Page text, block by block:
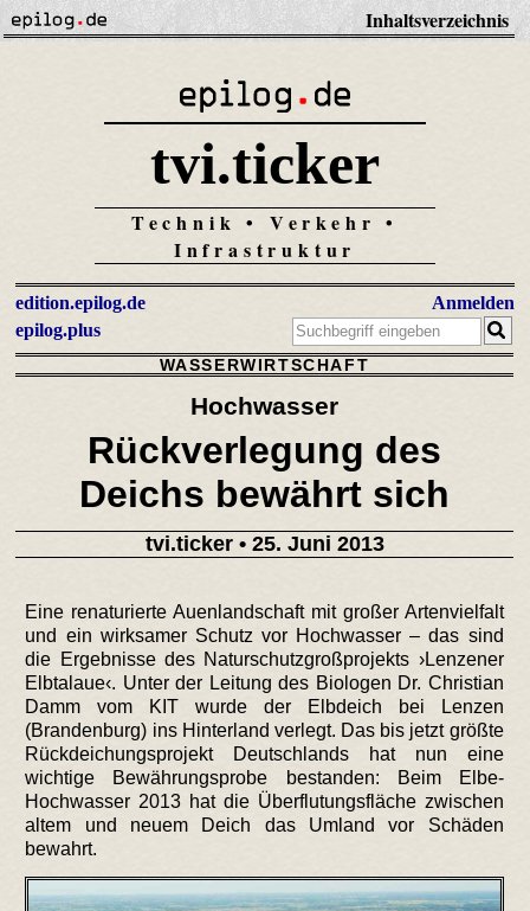
Inhaltsverzeichnis
tvi.ticker
Technik • Verkehr •
Infrastruktur
edition.epilog.de
epilog.plus
Anmelden
WASSERWIRTSCHAFT
Hochwasser
Rückverlegung des
Deichs bewährt sich
tvi.ticker• 25. Juni 2013
Eine renaturierte Auenlandschaft mit großer Artenvielfalt
und ein wirksamer Schutz vor Hochwasser – das sind
die Ergebnisse des Naturschutzgroßprojekts ›Lenzener
Elbtalaue‹. Unter der Leitung des Biologen Dr. Christian
Damm vom KIT wurde der Elbdeich bei Lenzen
(Brandenburg) ins Hinterland verlegt. Das bis jetzt größte
Rückdeichungsprojekt Deutschlands hat nun eine
wichtige Bewährungsprobe bestanden: Beim Elbe-
Hochwasser 2013 hat die Überflutungsfläche zwischen
altem und neuem Deich das Umland vor Schäden
bewahrt.